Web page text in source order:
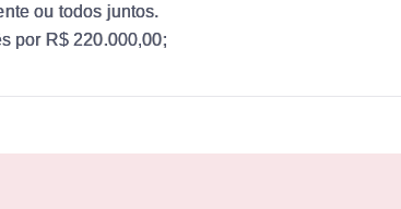
ou todos juntos.
por R$ 220.000,00;